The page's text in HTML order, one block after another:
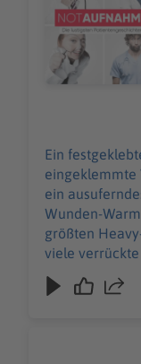
Ein
eingeklemmte
ein
Wunden-
größten
viele
Wiebke
Rescue